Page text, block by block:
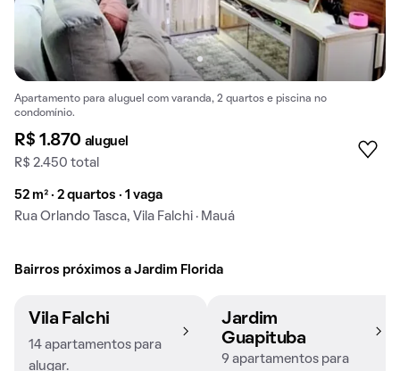
Apartamento para aluguel com varanda, 2 quartos e piscina no
condomínio.
R$ 1.870 aluguel
R$ 2.450 total
52 m² · 2 quartos · 1 vaga
Rua Orlando Tasca, Vila Falchi · Mauá
Bairros próximos a Jardim Florida
Vila Falchi
14 apartamentos para
alugar.
Jardim
Guapituba
9 apartamentos para